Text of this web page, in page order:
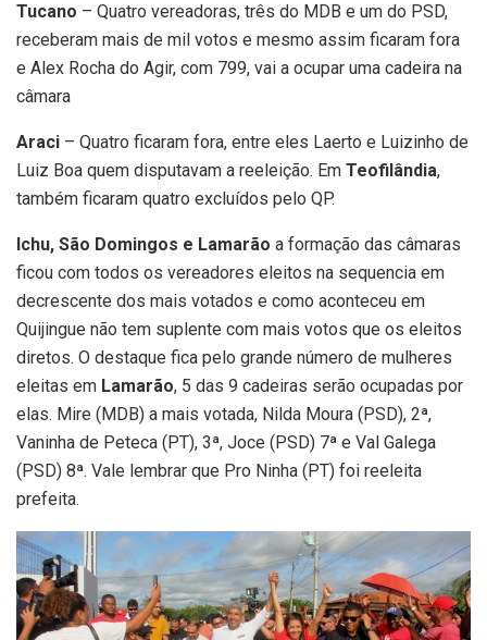
Tucano – Quatro vereadoras, três do MDB e um do PSD,
receberam mais de mil votos e mesmo assim ficaram fora
e Alex Rocha do Agir, com 799, vai a ocupar uma cadeira na
câmara
Araci – Quatro ficaram fora, entre eles Laerto e Luizinho de
Luiz Boa quem disputavam a reeleição. Em Teofilândia,
também ficaram quatro excluídos pelo QP.
Ichu, São Domingos e Lamarão a formação das câmaras
ficou com todos os vereadores eleitos na sequencia em
decrescente dos mais votados e como aconteceu em
Quijingue não tem suplente com mais votos que os eleitos
diretos. O destaque fica pelo grande número de mulheres
eleitas em Lamarão, 5 das 9 cadeiras serão ocupadas por
elas. Mire (MDB) a mais votada, Nilda Moura (PSD), 2ª,
Vaninha de Peteca (PT), 3ª, Joce (PSD) 7ª e Val Galega
(PSD) 8ª. Vale lembrar que Pro Ninha (PT) foi reeleita
prefeita.